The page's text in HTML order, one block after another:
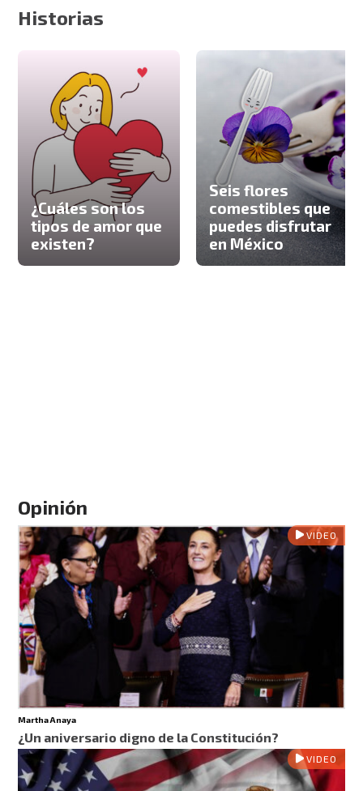
Historias
¿Cuáles son los
tipos de amor que
existen?
Seis flores
comestibles que
puedes disfrutar
en México
Opinión
VIDEO
Martha Anaya
¿Un aniversario digno de la Constitución?
VIDEO